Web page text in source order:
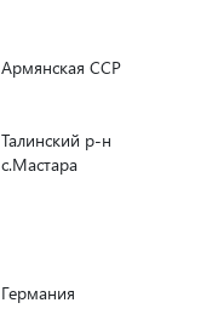
Армянская ССР
Талинский р-н
с.Мастара
Германия